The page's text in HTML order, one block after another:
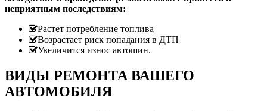
неприятным последствиям:
Растет потребление топлива
Возрастает риск попадания в ДТП
Увеличится износ автошин.
ВИДЫ РЕМОНТА ВАШЕГО
АВТОМОБИЛЯ